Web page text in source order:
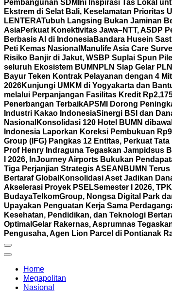
Pembangunan SDM Ini Inspirasi Tas Lokal
Ekstrem di Selat Bali, Keselamatan Prioritas
LENTERATubuh Langsing Bukan Jaminan
AsiaPerkuat Konektivitas Jawa–NTT, ASDP
Berbasis AI di IndonesiaBandara Husein
Peti Kemas Nasional Manulife Asia Care
Risiko Banjir di Jakut, WSBP Suplai Spun
seluruh Ekosistem BUMN PLN Siap Gelar
Bayur Teken Kontrak Pelayanan dengan 4
2026Kunjungi UMKM di Yogyakarta dan
melalui Perpanjangan Fasilitas Kredit
Penerbangan TerbaikAPSMI Dorong
Industri Kakao IndonesiaSinergi BSI dan
Nasional Konsolidasi 120 Hotel BUMN
Indonesia Laporkan Koreksi Pembukuan
Group (IFG) Pangkas 12 Entitas, Perkuat
Prof Henry Indraguna Tegaskan Jampidsus
I 2026, InJourney Airports Bukukan
Tiga Perjanjian Strategis ASEAN BUMN
Bertaraf Global Konsolidasi Aset Jadikan
Akselerasi Proyek PSELSemester I 2026,
BudayaTelkomGroup, Nongsa Digital Park
Upayakan Penguatan Kerja Sama
Kesehatan, Pendidikan, dan Teknologi
Optimal Gelar Rakernas, Asprumnas
Pengusaha, Agen Lion Parcel di Pontianak
Home
Megapolitan
Nasional